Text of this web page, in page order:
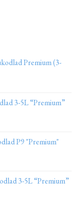
Premium (3-
3-5L “Premium”
P9 "Premium"
3-5L “Premium”